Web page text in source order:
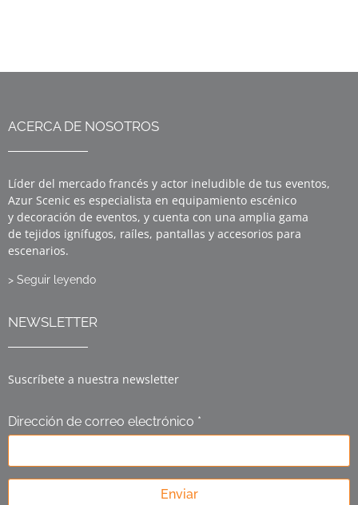
ACERCA DE NOSOTROS
Líder del mercado francés y actor ineludible de tus eventos,
Azur Scenic es especialista en equipamiento escénico
y decoración de eventos, y cuenta con una amplia gama
de tejidos ignífugos, raíles, pantallas y accesorios para
escenarios.
> Seguir leyendo
NEWSLETTER
Suscríbete a nuestra newsletter
Dirección de correo electrónico *
Enviar